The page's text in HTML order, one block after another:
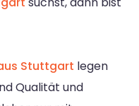
Stuttgart legen
Qualität und